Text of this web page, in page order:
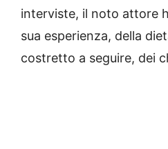
interviste, il noto attore
sua esperienza, della
costretto a seguire, dei